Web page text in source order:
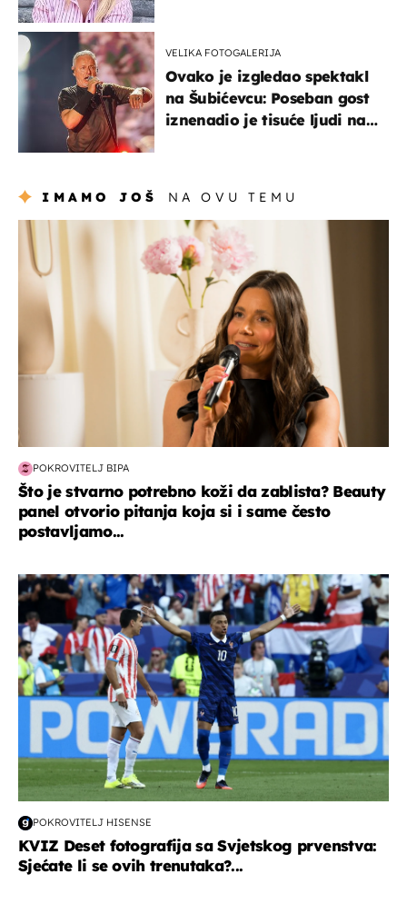
VELIKA FOTOGALERIJA
Ovako je izgledao spektakl
na Šubićevcu: Poseban gost
iznenadio je tisuće ljudi na
IMAMO JOŠ NA OVU TEMU
moda & ljepota
POKROVITELJ BIPA
Što je stvarno potrebno koži da zablista? Beauty
panel otvorio pitanja koja si i same često
postavljamo...
svjetsko prvenstvo 2026
POKROVITELJ HISENSE
KVIZ Deset fotografija sa Svjetskog prvenstva:
Sjećate li se ovih trenutaka?...